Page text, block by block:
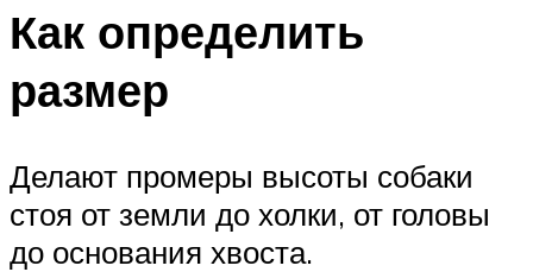
Как определить
размер
Делают промеры высоты собаки
стоя от земли до холки, от головы
до основания хвоста.